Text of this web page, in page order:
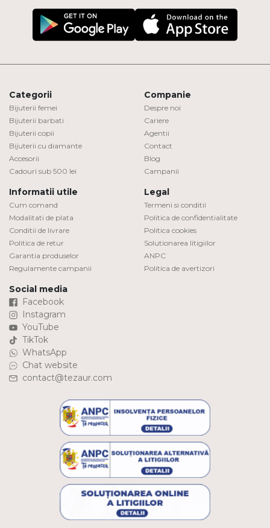
Categorii
Bijuterii femei
Bijuterii barbati
Bijuterii copii
Bijuterii cu diamante
Accesorii
Cadouri sub 500 lei
Companie
Despre noi
Cariere
Agentii
Contact
Blog
Campanii
Informatii utile
Cum comand
Modalitati de plata
Conditii de livrare
Politica de retur
Garantia produselor
Regulamente campanii
Legal
Termeni si conditii
Politica de confidentialitate
Politica cookies
Solutionarea litigiilor
ANPC
Politica de avertizori
Social media
Facebook
Instagram
YouTube
TikTok
WhatsApp
Chat website
contact@tezaur.com